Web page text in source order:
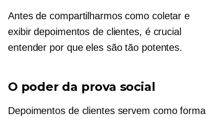
Antes de compartilharmos como coletar e
exibir depoimentos de clientes, é crucial
entender por que eles são tão potentes.
O poder da prova social
Depoimentos de clientes servem como forma